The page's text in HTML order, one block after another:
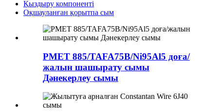
Қыздыру компоненті
Оқшауланған қорытпа сым
PMET 885/TAFA75B/Ni95Al5 доға/
жалын шашырату сымы
Дәнекерлеу сымы